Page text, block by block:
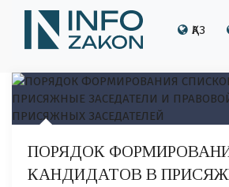
ҚАЗ
ПОРЯДОК
КАНДИДАТОВ В